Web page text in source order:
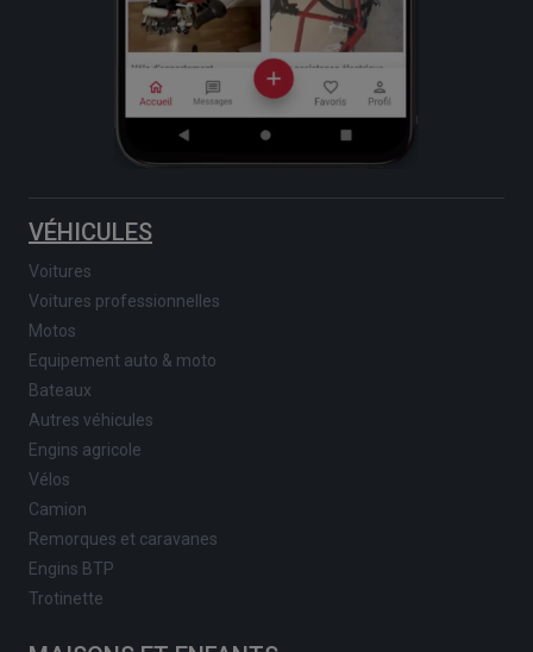
VÉHICULES
Voitures
Voitures professionnelles
Motos
Equipement auto & moto
Bateaux
Autres véhicules
Engins agricole
Vélos
Camion
Remorques et caravanes
Engins BTP
Trotinette